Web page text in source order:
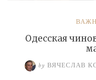
Одесская
by ВЯЧЕСЛАВ